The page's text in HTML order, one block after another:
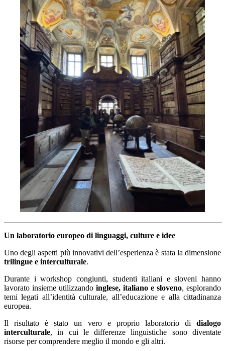
Un laboratorio europeo di linguaggi, culture e idee
Uno degli aspetti più innovativi dell’esperienza è stata la dimensione
trilingue e interculturale.
Durante i workshop congiunti, studenti italiani e sloveni hanno
lavorato insieme utilizzando inglese, italiano e sloveno, esplorando
temi legati all’identità culturale, all’educazione e alla cittadinanza
europea.
Il risultato è stato un vero e proprio laboratorio di dialogo
interculturale, in cui le differenze linguistiche sono diventate
risorse per comprendere meglio il mondo e gli altri.